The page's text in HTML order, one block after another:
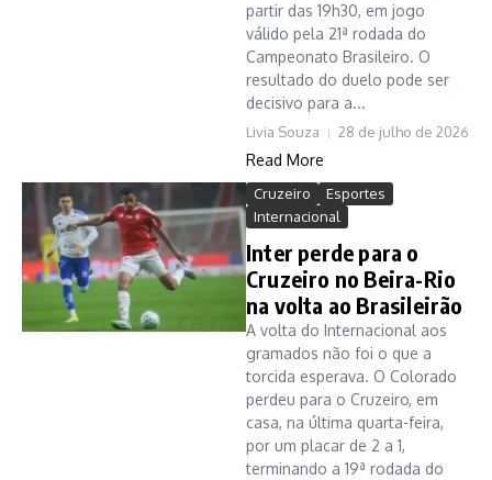
partir das 19h30, em jogo
válido pela 21ª rodada do
Campeonato Brasileiro. O
resultado do duelo pode ser
decisivo para a...
Livia Souza 28 de julho de 2026
Read More
Cruzeiro
Esportes
Internacional
Inter perde para o
Cruzeiro no Beira-Rio
na volta ao Brasileirão
A volta do Internacional aos
gramados não foi o que a
torcida esperava. O Colorado
perdeu para o Cruzeiro, em
casa, na última quarta-feira,
por um placar de 2 a 1,
terminando a 19ª rodada do